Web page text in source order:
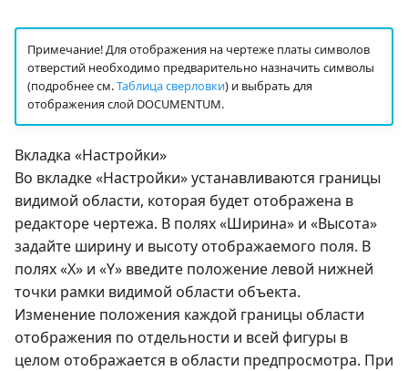
Примечание! Для отображения на чертеже платы символов
отверстий необходимо предварительно назначить символы
(подробнее см.Таблица сверловки) и выбрать для
отображения слой DOCUMENTUM.
Вкладка «Настройки»
Во вкладке «Настройки» устанавливаются границы
видимой области, которая будет отображена в
редакторе чертежа. В полях «Ширина» и «Высота»
задайте ширину и высоту отображаемого поля. В
полях «X» и «Y» введите положение левой нижней
точки рамки видимой области объекта.
Изменение положения каждой границы области
отображения по отдельности и всей фигуры в
целом отображается в области предпросмотра. При